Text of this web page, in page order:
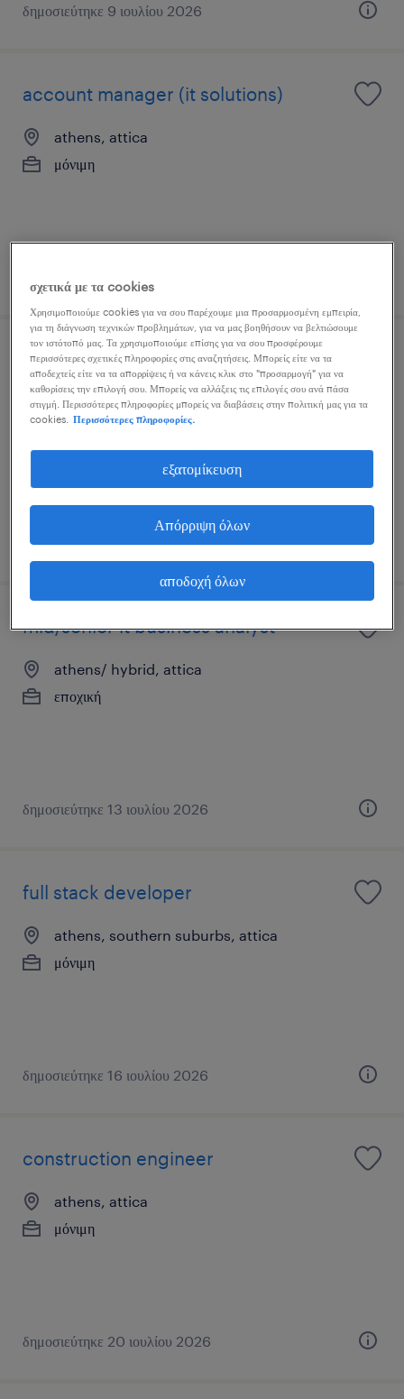
δημοσιεύτηκε 9 ιουλίου 2026
account manager (it solutions)
athens, attica
μόνιμη
δημοσιεύτηκε 10 ιουλίου 2026
σύμβουλος πωλήσεων
αθήνα, attica
μόνιμη
δημοσιεύτηκε 13 ιουλίου 2026
mid/senior it business analyst
athens/ hybrid, attica
εποχική
δημοσιεύτηκε 13 ιουλίου 2026
full stack developer
athens, southern suburbs, attica
μόνιμη
δημοσιεύτηκε 16 ιουλίου 2026
construction engineer
athens, attica
μόνιμη
δημοσιεύτηκε 20 ιουλίου 2026
σχετικά με τα cookies
Χρησιμοποιούμε cookies για να σου παρέχουμε μια προσαρμοσμένη εμπειρία,
για τη διάγνωση τεχνικών προβλημάτων, για να μας βοηθήσουν να βελτιώσουμε
τον ιστότοπό μας. Τα χρησιμοποιούμε επίσης για να σου προσφέρουμε
περισσότερες σχετικές πληροφορίες στις αναζητήσεις. Μπορείς είτε να τα
αποδεχτείς είτε να τα απορρίψεις ή να κάνεις κλικ στο "προσαρμογή" για να
καθορίσεις την επιλογή σου. Μπορείς να αλλάξεις τις επιλογές σου ανά πάσα
στιγμή. Περισσότερες πληροφορίες μπορείς να διαβάσεις στην πολιτική μας για τα
cookies.
Περισσότερες πληροφορίες.
εξατομίκευση
Απόρριψη όλων
αποδοχή όλων